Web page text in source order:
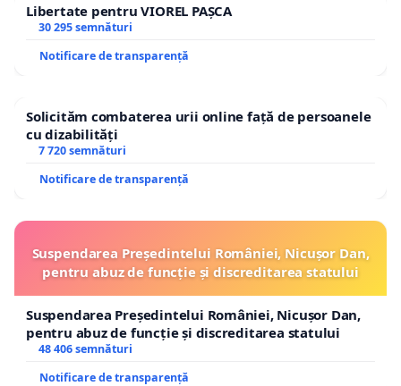
Libertate pentru VIOREL PAȘCA
30 295 semnături
Notificare de transparență
Solicităm combaterea urii online față de persoanele
cu dizabilități
7 720 semnături
Notificare de transparență
Suspendarea Președintelui României, Nicușor Dan,
pentru abuz de funcție și discreditarea statului
Suspendarea Președintelui României, Nicușor Dan,
pentru abuz de funcție și discreditarea statului
48 406 semnături
Notificare de transparență